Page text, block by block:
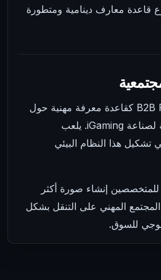
قاعدة معارف دينامية ومتطورة
يتطور B2B Reference Hub كقاعدة معرفة مهنية حول
البنية التحتية التكنولوجية لصناعة iGaming. يلعب
تشكيل هذا النظام البيئي
إنشاء صورة أكثر
المجتمع المهني على التنقل بشكل
للسوق.